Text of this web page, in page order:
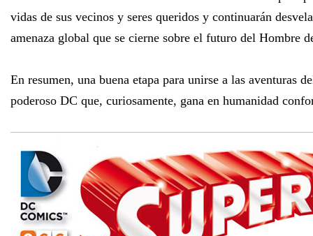
vidas de sus vecinos y seres queridos y continuarán
amenaza global que se cierne sobre el futuro del Hombre
En resumen, una buena etapa para unirse a las aventuras
poderoso DC que, curiosamente, gana en humanidad